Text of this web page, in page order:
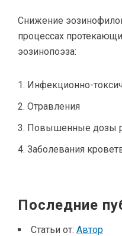
Снижение
процессах
эозинопоэза:
Инфекционно-
Отравления
Повышенные дозы
Заболевания
Последние
Статьи от: Автор